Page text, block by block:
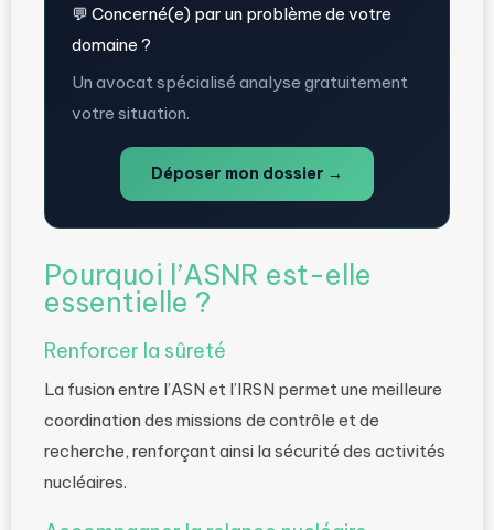
💬 Concerné(e) par un problème de votre
domaine ?
Un avocat spécialisé analyse gratuitement
votre situation.
Déposer mon dossier →
Pourquoi l’ASNR est-elle
essentielle ?
Renforcer la sûreté
La fusion entre l’ASN et l’IRSN permet une meilleure
coordination des missions de contrôle et de
recherche, renforçant ainsi la sécurité des activités
nucléaires.